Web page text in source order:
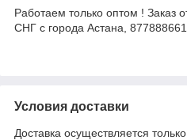
Работаем только оптом ! Заказ
СНГ с города Астана,
Условия доставки
Доставка осуществляется